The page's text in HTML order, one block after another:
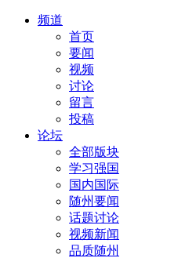
频道
首页
要闻
视频
讨论
留言
投稿
论坛
全部版块
学习强国
国内国际
随州要闻
话题讨论
视频新闻
品质随州